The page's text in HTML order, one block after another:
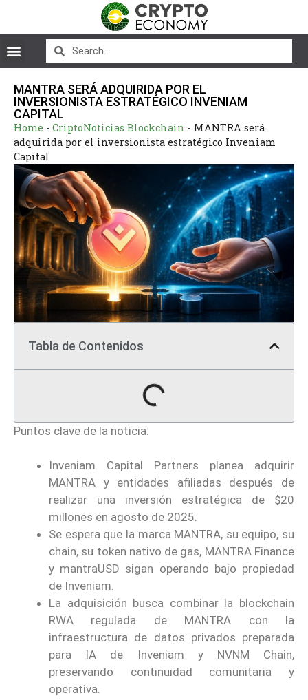
MANTRA SERÁ ADQUIRIDA POR EL
INVERSIONISTA ESTRATÉGICO INVENIAM
CAPITAL
Home - CriptoNoticias Blockchain - MANTRA será
adquirida por el inversionista estratégico Inveniam
Capital
Tabla de Contenidos
Puntos clave de la noticia:
Inveniam Capital Partners planea adquirir
MANTRA y entidades afiliadas después de
realizar una inversión estratégica de $20
millones en agosto de 2025.
Se espera que la marca MANTRA, su equipo, su
chain, su token nativo de gas, MANTRA Finance
y mantraUSD sigan operando bajo propiedad
de Inveniam.
La adquisición busca combinar la blockchain
RWA regulada de MANTRA con la
infraestructura de datos privados preparada
para IA de Inveniam y NVNM Chain,
preservando continuidad comunitaria y
operativa.